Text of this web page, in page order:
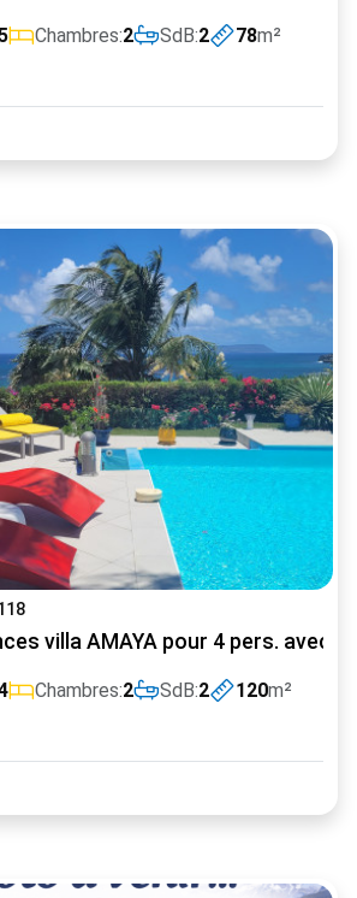
Chambres:2 SdB:2 78m²
villa AMAYA pour 4 pers. avec
Chambres:2 SdB:2 120m²